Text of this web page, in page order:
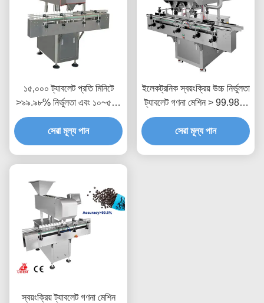
১৫,০০০ ট্যাবলেট প্রতি মিনিটে
>৯৯.৯৮% নির্ভুলতা এবং ১০~৫০০
মিলি বোতল সামঞ্জস্য সহ স্বয়ংক্রিয়
ইলেকট্রনিক ভাইব্রেটিং পিল
ক্যাপসুল ট্যাবলেট কাউন্টিং মেশিন
সেরা মূল্য পান
ইলেকট্রনিক স্বয়ংক্রিয় উচ্চ নির্ভুলতা
ট্যাবলেট গণনা মেশিন > 99.98%
নির্ভুলতা হার এবং 15000 ট্যাবলেট
প্রতি মিনিটে 10 ~ 500ml বোতল
জন্য
সেরা মূল্য পান
স্বয়ংক্রিয় ট্যাবলেট গণনা মেশিন